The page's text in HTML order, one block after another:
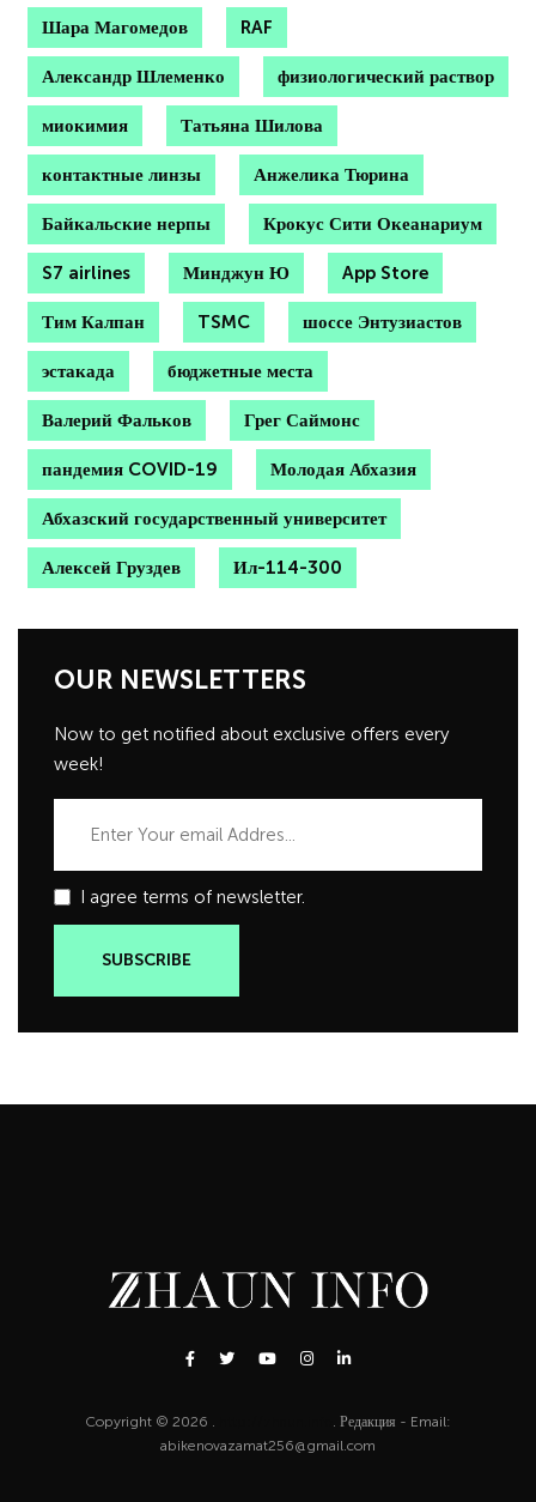
Шара Магомедов RAF
Александр Шлеменко физиологический раствор
миокимия Татьяна Шилова
контактные линзы Анжелика Тюрина
Байкальские нерпы Крокус Сити Океанариум
S7 airlines Минджун Ю App Store
Тим Калпан TSMC шоссе Энтузиастов
эстакада бюджетные места
Валерий Фальков Грег Саймонс
пандемия COVID-19 Молодая Абхазия
Абхазский государственный университет
Алексей Груздев Ил-114-300
OUR NEWSLETTERS
Now to get notified about exclusive offers every
week!
I agree terms of newsletter.
Copyright © 2026 .
. Редакция - Email:
abikenovazamat256@gmail.com